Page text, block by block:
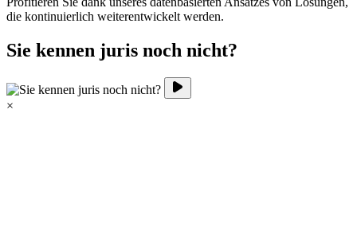
die kontinuierlich weiterentwickelt werden.
Sie kennen juris noch nicht?
×